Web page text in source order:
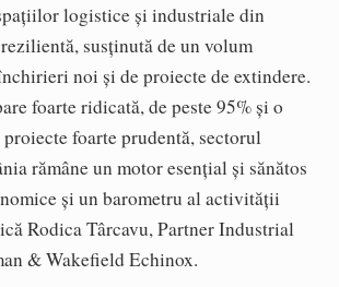
logistice și industriale din
susținută de un volum
noi și de proiecte de extindere.
foarte ridicată, de peste 95% și o
foarte prudentă, sectorul
rămâne un motor esențial și sănătos
și un barometru al activității
Rodica Târcavu, Partner Industrial
& Wakefield Echinox.